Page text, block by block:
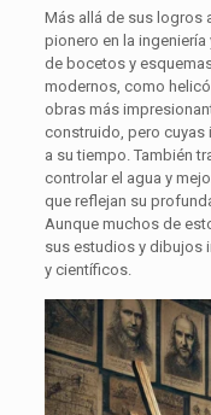
Más allá de sus logros
pionero en la
de bocetos y
modernos, como
obras más
construido, pero cuyas
a su tiempo. También
controlar el agua y
que reflejan su
Aunque muchos de
sus estudios y dibujos
y científicos.